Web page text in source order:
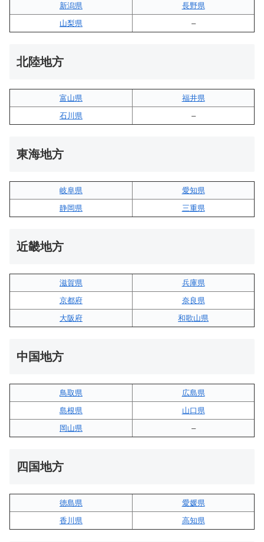
新潟県
長野県
山梨県
–
北陸地方
富山県
福井県
石川県
–
東海地方
岐阜県
愛知県
静岡県
三重県
近畿地方
滋賀県
兵庫県
京都府
奈良県
大阪府
和歌山県
中国地方
鳥取県
広島県
島根県
山口県
岡山県
–
四国地方
徳島県
愛媛県
香川県
高知県